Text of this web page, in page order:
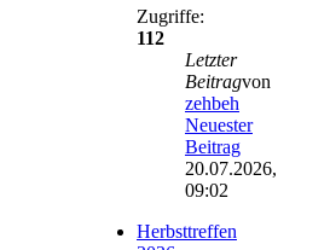
Zugriffe:
112
Letzter
Beitragvon
zehbeh
Neuester
Beitrag
20.07.2026,
09:02
Herbsttreffen